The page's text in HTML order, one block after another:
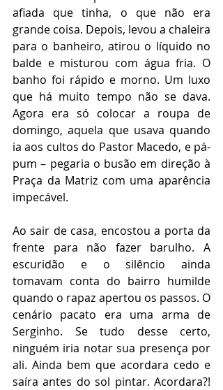
afiada que tinha, o que não era
grande coisa. Depois, levou a chaleira
para o banheiro, atirou o líquido no
balde e misturou com água fria. O
banho foi rápido e morno. Um luxo
que há muito tempo não se dava.
Agora era só colocar a roupa de
domingo, aquela que usava quando
ia aos cultos do Pastor Macedo, e pá-
pum – pegaria o busão em direção à
Praça da Matriz com uma aparência
impecável.
Ao sair de casa, encostou a porta da
frente para não fazer barulho. A
escuridão e o silêncio ainda
tomavam conta do bairro humilde
quando o rapaz apertou os passos. O
cenário pacato era uma arma de
Serginho. Se tudo desse certo,
ninguém iria notar sua presença por
ali. Ainda bem que acordara cedo e
saíra antes do sol pintar. Acordara?!